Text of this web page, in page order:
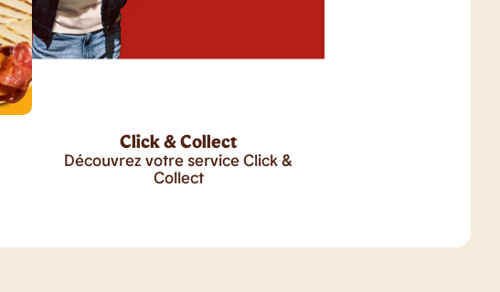
Click & Collect
Découvrez votre service Click &
Collect